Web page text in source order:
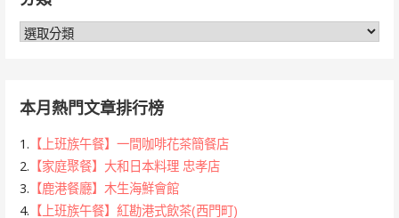
分
本月熱門文章排行榜
1. 【上班族午餐】一間咖啡花茶簡餐店
2. 【家庭聚餐】大和日本料理 忠孝店
3. 【鹿港餐廳】木生海鮮會館
4. 【上班族午餐】紅勘港式飲茶(西門町)